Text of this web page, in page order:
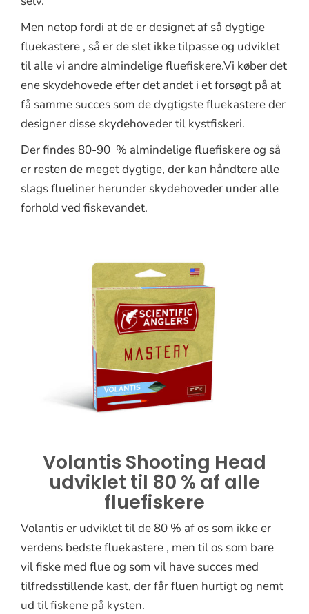
Men netop fordi at de er designet af så dygtige
fluekastere , så er de slet ikke tilpasse og udviklet
til alle vi andre almindelige fluefiskere.Vi køber det
ene skydehovede efter det andet i et forsøgt på at
få samme succes som de dygtigste fluekastere der
designer disse skydehoveder til kystfiskeri.
Der findes 80-90 % almindelige fluefiskere og så
er resten de meget dygtige, der kan håndtere alle
slags flueliner herunder skydehoveder under alle
forhold ved fiskevandet.
Volantis Shooting Head
udviklet til 80 % af alle
fluefiskere
Volantis er udviklet til de 80 % af os som ikke er
verdens bedste fluekastere , men til os som bare
vil fiske med flue og som vil have succes med
tilfredsstillende kast, der får fluen hurtigt og nemt
ud til fiskene på kysten.